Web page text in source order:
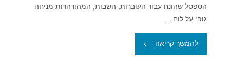
הספסל שהונח עבור העוברות, השבות, המהורהרות מניחה
גופי על לוח …
להמשך קריאה "יום